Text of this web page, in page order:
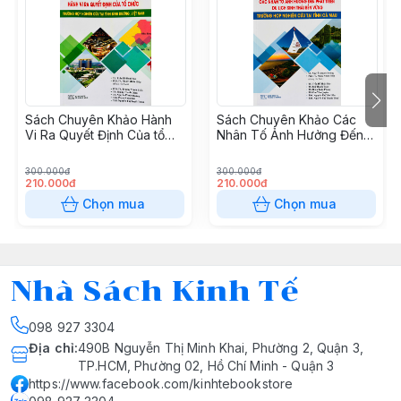
theo hướng từ đơn giản rồi mở rộng kiến thức với trình
độ cao hơn, từ nguồn gốc lý thuyết rồi gắn kết với
minh họa trong thực tiễn trên thế giới và Việt Nam
nhằm giúp người đọc tiếp cận môn học này dễ dàng
hơn
Sách Chuyên Khảo Hành
Vi Ra Quyết Định Của tổ
Cứu tại Tỉnh Bình Dương
Việt Nam
300.000đ
210.000đ
Chọn mua
Sách Chuyên Khảo Các
Nhân Tố Ảnh Hưởng Đến
Thái Bền Vững Trường
Hợp Nghiên Cứu Tại Tỉnh
Cà Mau
300.000đ
210.000đ
Chọn mua
Nhà Sách Kinh Tế
098 927 3304
Địa chỉ:490B Nguyễn Thị Minh Khai, Phường 2, Quận 3,
TP.HCM, Phường 02, Hồ Chí Minh - Quận 3
https://www.facebook.com/kinhtebookstore